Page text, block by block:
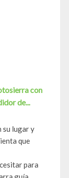
con
de...
su lugar y
que
para